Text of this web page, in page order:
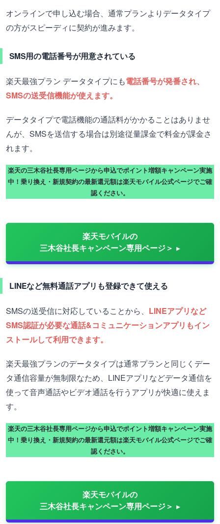
オンラインで申し込む場合、通常プランよりデータタイプ
の方がスピーディに契約が進みます。
SMS用の電話番号が用意されている
楽天最強プラン データタイプにも電話番号が発番され、
SMSの送受信機能が使えます。
データタイプで電話機能の通話料がかかることはありませ
んが、SMSを送信する場合は別途従量課金で料金が課金さ
れます。
楽天の三木谷社長専用ページから申込でポイント増額キャンペーン実施
中！乗り換え・新規契約の最新還元額は楽天モバイル公式ページでご確
認ください。
楽天モバイルの
三木谷社長キャンペーン専用ページ＞
LINEなど無料通話アプリも登録できて使える
SMSの送受信に対応していることから、 LINEアプリなど
SMS認証が必要な通話&コミュニケーションアプリもイン
ストールして利用できます。
楽天最強プランのデータタイプは通常プランと同じくデー
タ通信容量が無制限なため、LINEアプリなどデータ通信を
使って音声通話やビデオ通話を行うアプリが快適に使えま
す。
楽天の三木谷社長専用ページから申込でポイント増額キャンペーン実施
中！乗り換え・新規契約の最新還元額は楽天モバイル公式ページでご確
認ください。
楽天モバイルの
三木谷社長キャンペーン専用ページ＞